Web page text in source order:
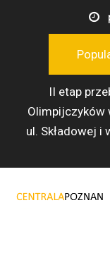
II etap
Olimpijczyków
ul. Składowej i